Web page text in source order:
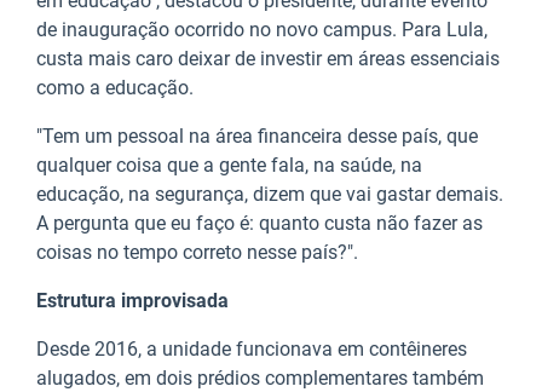
de inauguração ocorrido no novo campus. Para Lula,
custa mais caro deixar de investir em áreas essenciais
como a educação.
"Tem um pessoal na área financeira desse país, que
qualquer coisa que a gente fala, na saúde, na
educação, na segurança, dizem que vai gastar demais.
A pergunta que eu faço é: quanto custa não fazer as
coisas no tempo correto nesse país?".
Estrutura improvisada
Desde 2016, a unidade funcionava em contêineres
alugados, em dois prédios complementares também